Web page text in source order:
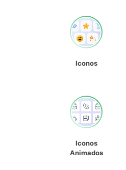
Iconos
Iconos
Animados